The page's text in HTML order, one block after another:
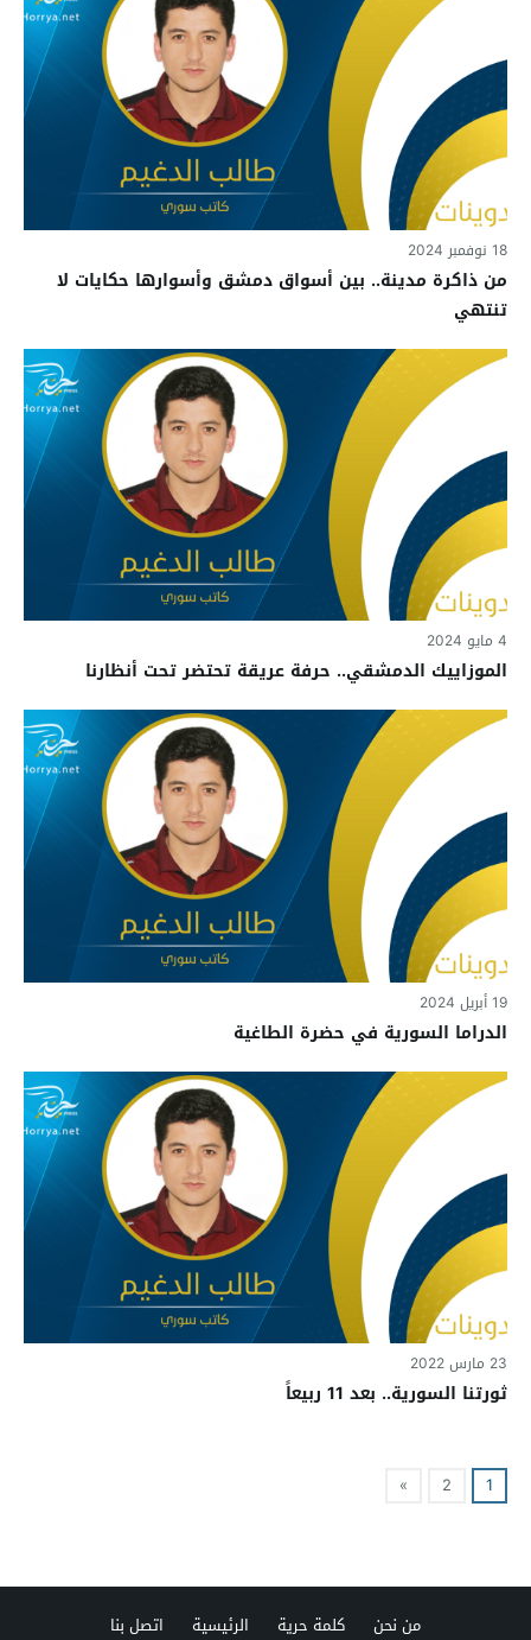
18 نوفمبر 2024
من ذاكرة مدينة.. بين أسواق دمشق وأسوارها حكايات لا
تنتهي
4 مايو 2024
الموزاييك الدمشقي.. حرفة عريقة تحتضر تحت أنظارنا
19 أبريل 2024
الدراما السورية في حضرة الطاغية
23 مارس 2022
ثورتنا السورية.. بعد 11 ربيعاً
1
2
»
من نحن كلمة حرية الرئيسية اتصل بنا